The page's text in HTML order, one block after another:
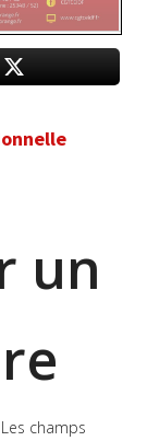
un
Les champs